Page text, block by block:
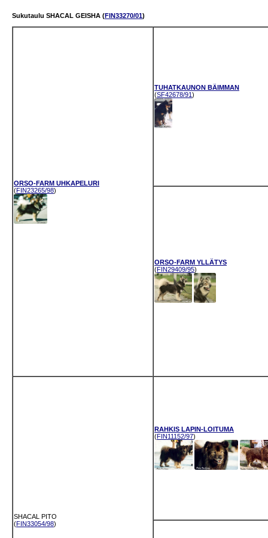
Sukutaulu SHACAL GEISHA (FIN33270/01)
ORSO-FARM UHKAPELURI
(FIN23265/98)
TUHATKAUNON BÄIMMAN
(SF42678/91)
ORSO-FARM YLLÄTYS
(FIN29409/95)
SHACAL PITO
(FIN33054/98)
RAHKIS LAPIN-LOITUMA
(FIN11152/97)